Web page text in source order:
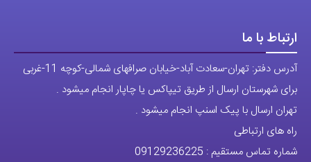
برای شهرستان ارسال از طریق تیپاکس یا چاپار انجام میشود .
تهران ارسال با پیک اسنپ انجام میشود .
راه های ارتباطی
شماره تماس مستقیم :
09129236225
شماره تماس ثابت:
26746972
تلگرام